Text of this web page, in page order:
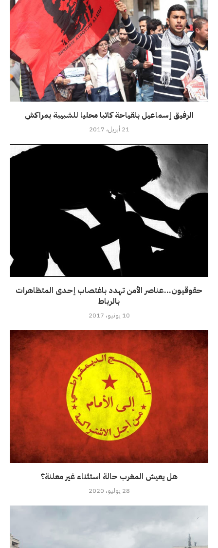
الرفيق إسماعيل بلقياحة كاتبا محليا للشبيبة بمراكش
21 أبريل، 2017
حقوقيون…عناصر الأمن تهدد باغتصاب إحدى المتظاهرات
بالرباط
10 يونيو، 2017
هل يعيش المغرب حالة استثناء غير معلنة؟
28 يوليو، 2020